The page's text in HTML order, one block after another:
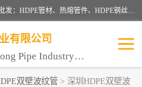
深圳市鑫润通管业有限公司专业生产批发：HDPE管材、热熔管件、HDPE钢丝骨架管、电熔管件、HDPE双壁波纹管、MPP电力管、井盖、PVC管材管件、PPR管材管件等；公司自创建以来，始终秉承“团结、务实、创新、守信”的服务宗旨，凭借专业的服务以及多年的勤奋拼搏，发展成为一家专业销售各种管材管件，绝缘电工套管及配件等系列产品的贸易公司。
有限公司
Shenzhen Xinruntong Pipe Industry Co., Ltd
双壁波纹管 > 深圳HDPE双壁波